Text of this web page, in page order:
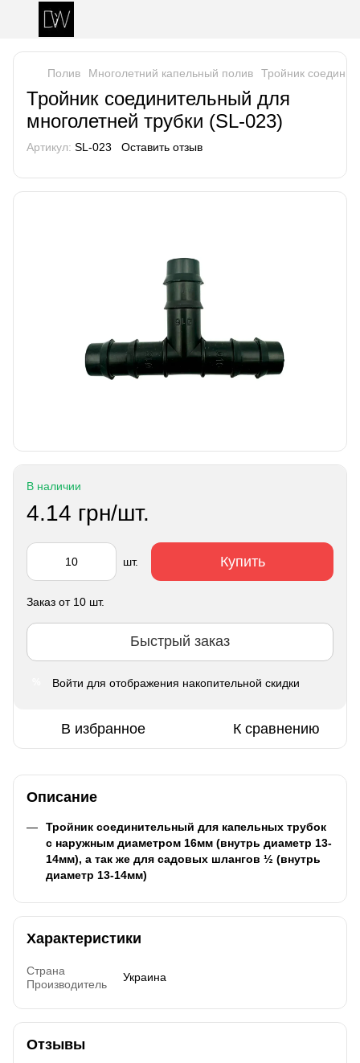
Полив Многолетний капельный полив Тройник
Тройник соединительный для
многолетней трубки (SL-023)
Артикул: SL-023 Оставить отзыв
В наличии
4.14 грн/шт.
шт. Купить
Заказ от 10 шт.
Быстрый заказ
Войти для отображения накопительной скидки
В избранное К сравнению
Описание
Тройник соединительный для капельных трубок
с наружным диаметром 16мм (внутрь диаметр 13-
14мм), а так же для садовых шлангов ½ (внутрь
диаметр 13-14мм)
Характеристики
Страна
Производитель
Украина
Отзывы